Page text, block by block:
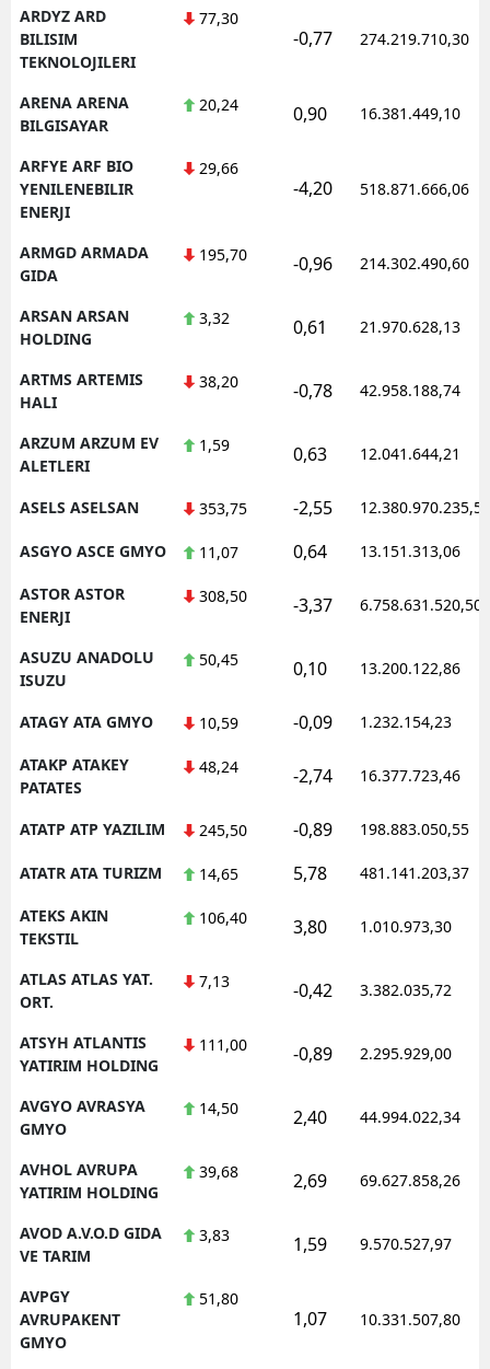
ARDYZ ARD
BILISIM
TEKNOLOJILERI
77,30
-0,77 274.219.710,30
ARENA ARENA
BILGISAYAR
20,24 0,90 16.381.449,10
ARFYE ARF BIO
YENILENEBILIR
ENERJI
29,66
-4,20 518.871.666,06
ARMGD ARMADA
GIDA
195,70 -0,96 214.302.490,60
ARSAN ARSAN
HOLDING
3,32 0,61 21.970.628,13
ARTMS ARTEMIS
HALI
38,20 -0,78 42.958.188,74
ARZUM ARZUM EV
ALETLERI
1,59 0,63 12.041.644,21
ASELS ASELSAN 353,75 -2,55 12.380.970.235,50
ASGYO ASCE GMYO 11,07 0,64 13.151.313,06
ASTOR ASTOR
ENERJI
308,50 -3,37 6.758.631.520,50
ASUZU ANADOLU
ISUZU
50,45 0,10 13.200.122,86
ATAGY ATA GMYO 10,59 -0,09 1.232.154,23
ATAKP ATAKEY
PATATES
48,24 -2,74 16.377.723,46
ATATP ATP YAZILIM 245,50 -0,89 198.883.050,55
ATATR ATA TURIZM 14,65 5,78 481.141.203,37
ATEKS AKIN
TEKSTIL
106,40 3,80 1.010.973,30
ATLAS ATLAS YAT.
ORT.
7,13 -0,42 3.382.035,72
ATSYH ATLANTIS
YATIRIM HOLDING
111,00 -0,89 2.295.929,00
AVGYO AVRASYA
GMYO
14,50 2,40 44.994.022,34
AVHOL AVRUPA
YATIRIM HOLDING
39,68 2,69 69.627.858,26
AVOD A.V.O.D GIDA
VE TARIM
3,83 1,59 9.570.527,97
AVPGY
AVRUPAKENT
GMYO
51,80
1,07 10.331.507,80